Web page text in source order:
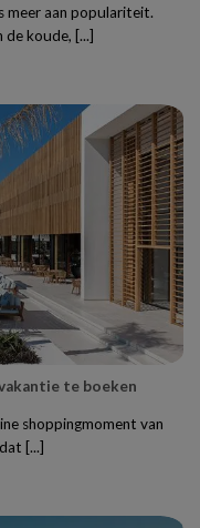
meer aan populariteit.
de koude, [...]
te boeken
shoppingmoment van
[...]